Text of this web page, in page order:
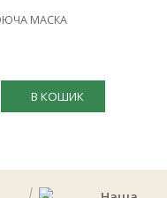
МАСКА
В КОШИК